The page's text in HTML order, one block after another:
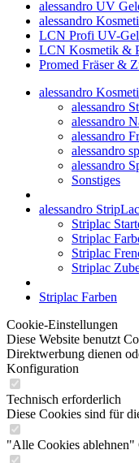
alessandro UV
alessandro
LCN Profi UV-
LCN Kosmetik &
Promed Fräser &
alessandro
alessandro
alessandro
alessandro
alessandro
alessandro
Sonstiges
alessandro StripLac
Striplac
Striplac
Striplac
Striplac
Striplac Farben
Cookie-Einstellungen
Diese Website benutzt
Direktwerbung dienen
Konfiguration
Technisch erforderlich
Diese Cookies sind für
"Alle Cookies ablehnen"